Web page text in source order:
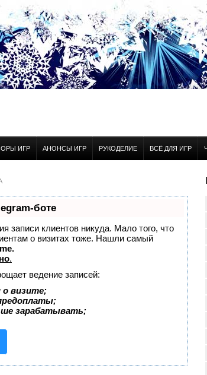
ИГР АНОНСЫ ИГР РУКОДЕЛИЕ ВСЁ ДЛЯ ИГР
боте
записи клиентов никуда. Мало того, что
о визитах тоже. Нашли самый
.
ведение записей:
о визите;
зарабатывать;